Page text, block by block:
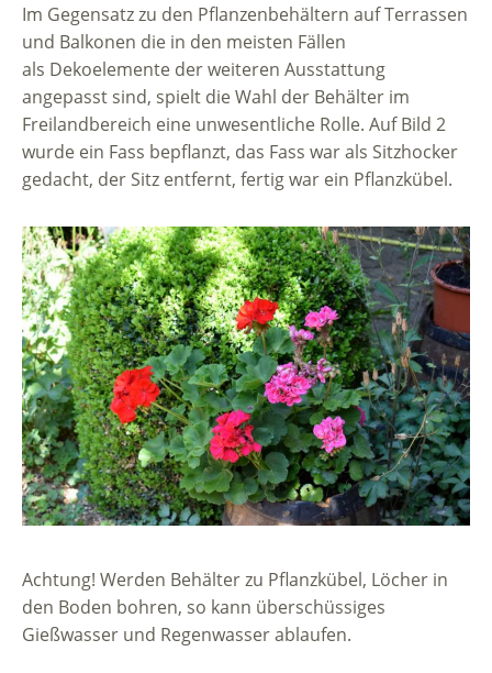
Im Gegensatz zu den Pflanzenbehältern auf Terrassen
und Balkonen die in den meisten Fällen
als Dekoelemente der weiteren Ausstattung
angepasst sind, spielt die Wahl der Behälter im
Freilandbereich eine unwesentliche Rolle. Auf Bild 2
wurde ein Fass bepflanzt, das Fass war als Sitzhocker
gedacht, der Sitz entfernt, fertig war ein Pflanzkübel.
Achtung! Werden Behälter zu Pflanzkübel, Löcher in
den Boden bohren, so kann überschüssiges
Gießwasser und Regenwasser ablaufen.